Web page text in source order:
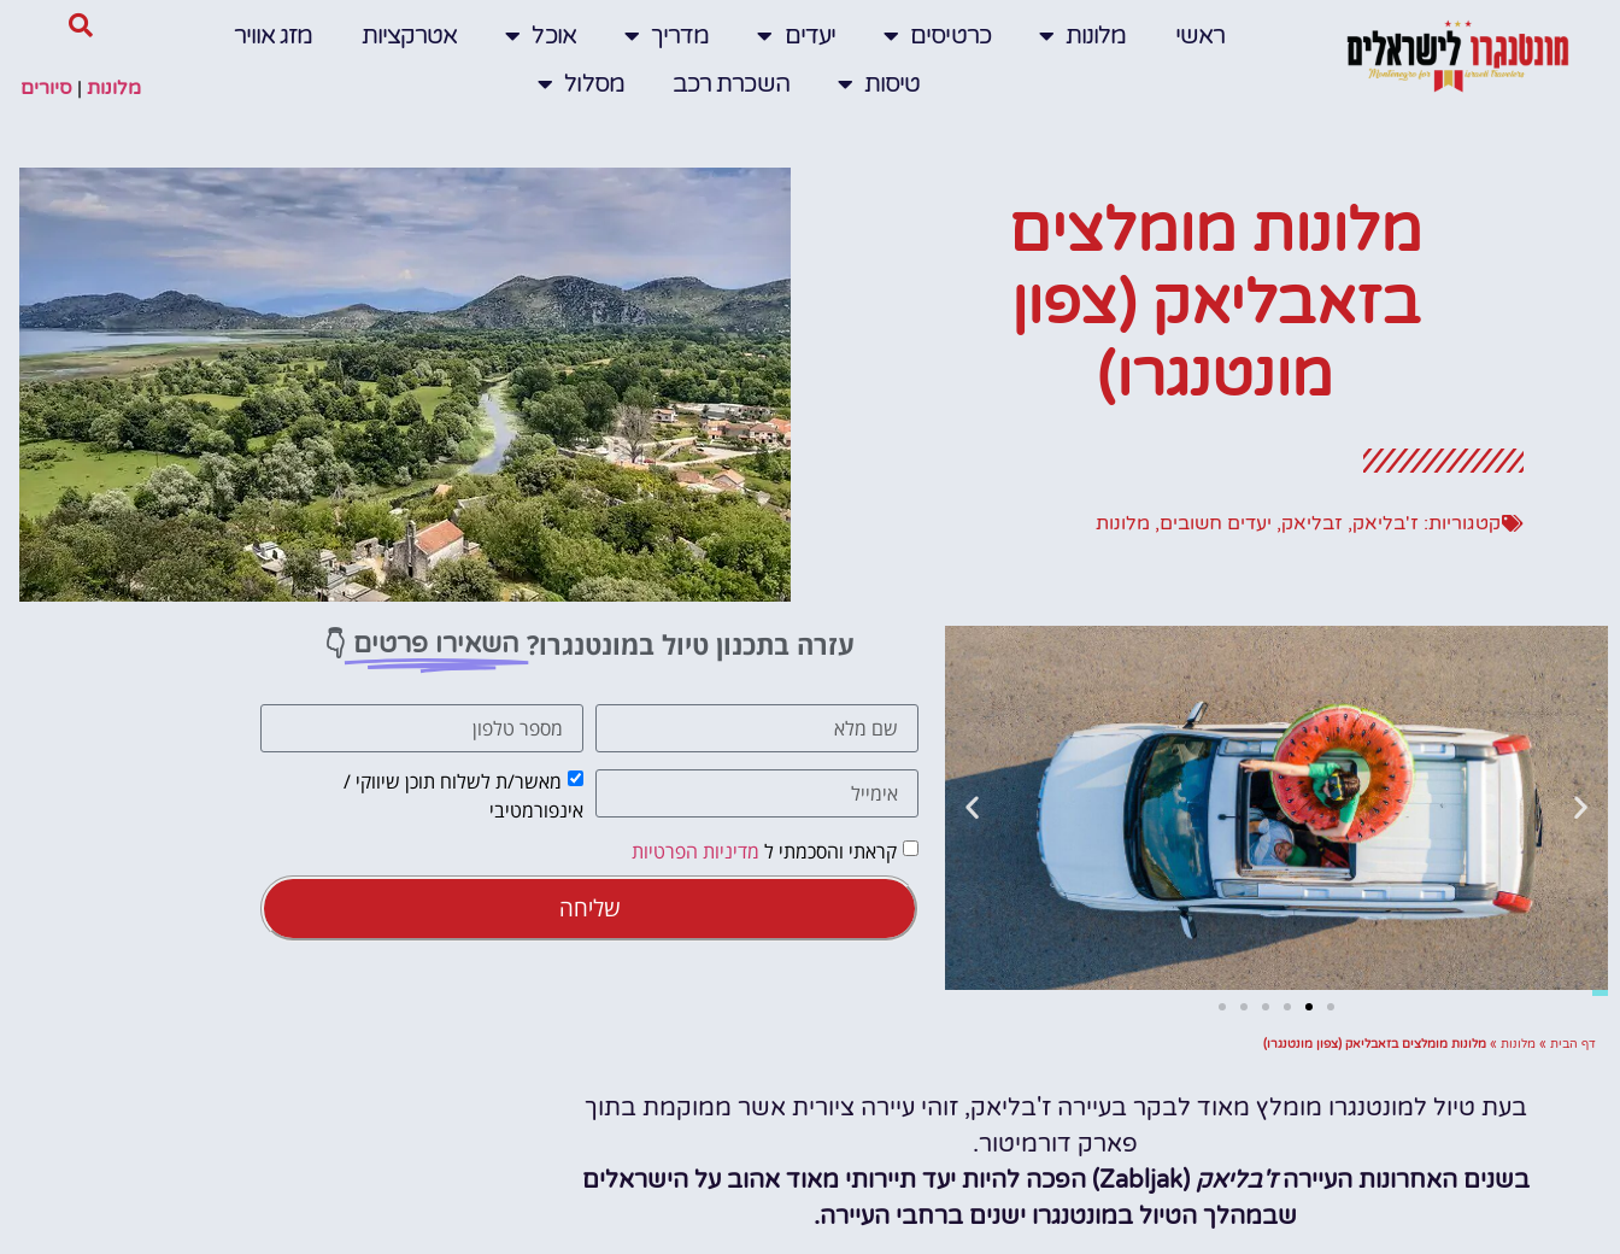
ראשי מלונות כרטיסים יעדים מדריך אוכל אטרקציות
מזג אוויר
טיסות
השכרת רכב מסלול מלונות | סיורים
מלונות מומלצים
בזאבליאק (צפון
מונטנגרו)
קטגוריות: ז'בליאק, זבליאק, יעדים חשובים, מלונות
רכב
מציאת מלון
עזרה בתכנון טיול במונטנגרו? השאירו פרטים 👇
מאשר/ת לשלוח תוכן שיווקי /
אינפורמטיבי
קראתי והסכמתי ל מדיניות הפרטיות
שליחה
דף הבית » מלונות » מלונות מומלצים בזאבליאק (צפון מונטנגרו)
בעת טיול למונטנגרו מומלץ מאוד לבקר בעיירה ז'בליאק, זוהי עיירה ציורית אשר ממוקמת בתוך
פארק דורמיטור.
בשנים האחרונות העיירהז'בליאק
(Zabljak) הפכה להיות יעד תיירותי מאוד אהוב על הישראלים
שבמהלך הטיול במונטנגרו ישנים ברחבי העיירה.